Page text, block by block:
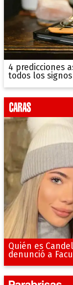
4 predicciones
todos los signos
Quién es
denunció a